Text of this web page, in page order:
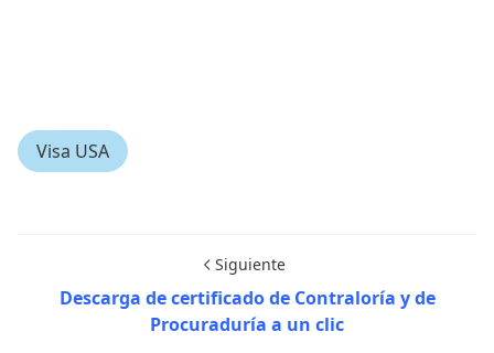
Visa USA
Siguiente
Descarga de certificado de Contraloría y de
Procuraduría a un clic